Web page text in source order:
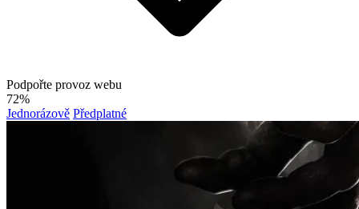
Podpořte provoz webu
72%
Jednorázově Předplatné